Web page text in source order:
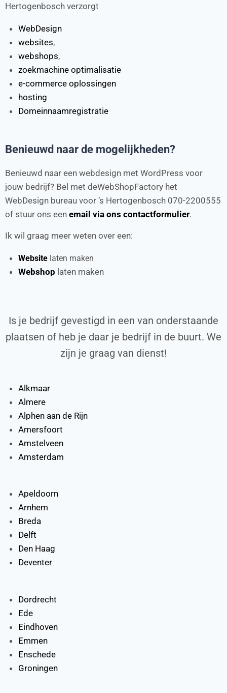
Hertogenbosch verzorgt
WebDesign
websites,
webshops,
zoekmachine optimalisatie
e-commerce oplossingen
hosting
Domeinnaamregistratie
Benieuwd naar de mogelijkheden?
Benieuwd naar een webdesign met WordPress voor
jouw bedrijf? Bel met deWebShopFactory het
WebDesign bureau voor ’s Hertogenbosch 070-2200555
of stuur ons een email via ons contactformulier.
Ik wil graag meer weten over een:
Websitelaten maken
Webshop laten maken
Is je bedrijf gevestigd in een van onderstaande
plaatsen of heb je daar je bedrijf in de buurt. We
zijn je graag van dienst!
Alkmaar
Almere
Alphen aan de Rijn
Amersfoort
Amstelveen
Amsterdam
Apeldoorn
Arnhem
Breda
Delft
Den Haag
Deventer
Dordrecht
Ede
Eindhoven
Emmen
Enschede
Groningen